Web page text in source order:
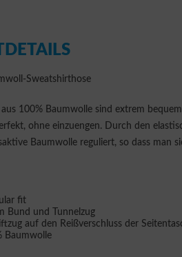
Sweatshirthose
aus 100% Baumwolle sind extrem
ohne einzuengen. Durch den
Baumwolle reguliert, so dass man
fit
Bund und Tunnelzug
auf den Reißverschluss der
Baumwolle